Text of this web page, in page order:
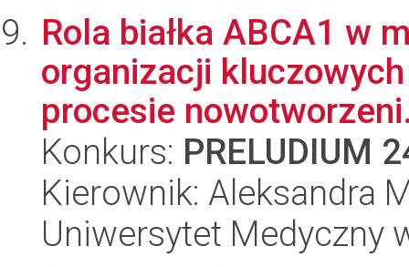
Rola białka ABCA1 w
organizacji
procesie
Konkurs: PRELUDIUM
Kierownik: Aleksandra
Uniwersytet Medyczny